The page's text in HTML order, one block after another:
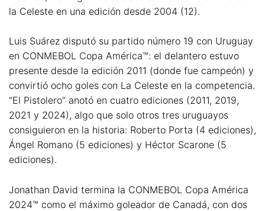
la Celeste en una edición desde 2004 (12).
Luis Suárez disputó su partido número 19 con Uruguay
en CONMEBOL Copa América™: el delantero estuvo
presente desde la edición 2011 (donde fue campeón) y
convirtió ocho goles con La Celeste en la competencia.
“El Pistolero” anotó en cuatro ediciones (2011, 2019,
2021 y 2024), algo que solo otros tres uruguayos
consiguieron en la historia: Roberto Porta (4 ediciones),
Ángel Romano (5 ediciones) y Héctor Scarone (5
ediciones).
Jonathan David termina la CONMEBOL Copa América
2024™ como el máximo goleador de Canadá, con dos